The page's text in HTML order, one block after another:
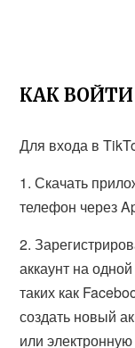
КАК
Для входа в
1. Скачать
телефон через
2.
аккаунт на
таких как
создать новый
или электронную